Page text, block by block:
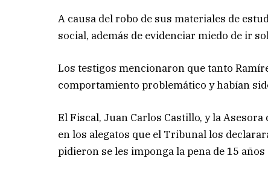
A causa del robo de sus materiales de
social, además de evidenciar miedo de ir
Los testigos mencionaron que tanto
comportamiento problemático y habían
El Fiscal, Juan Carlos Castillo, y la
en los alegatos que el Tribunal los
pidieron se les imponga la pena de 15